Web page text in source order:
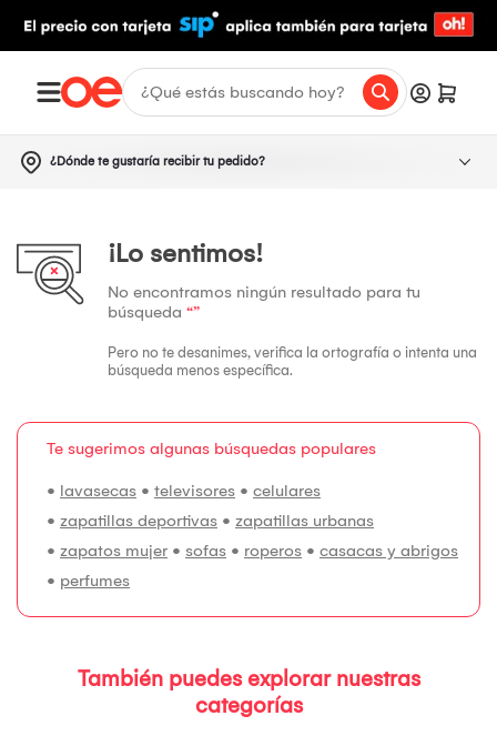
¿Dónde te gustaría recibir tu pedido?
¡Lo sentimos!
No encontramos ningún resultado para tu
búsqueda “”
Pero no te desanimes, verifica la ortografía o intenta una
búsqueda menos específica.
Te sugerimos algunas búsquedas populares
• lavasecas • televisores • celulares
• zapatillas deportivas • zapatillas urbanas
• zapatos mujer • sofas • roperos • casacas y abrigos
• perfumes
También puedes explorar nuestras
categorías